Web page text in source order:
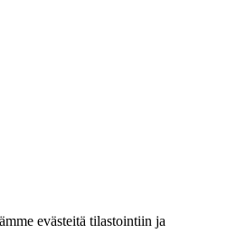
evästeitä tilastointiin ja